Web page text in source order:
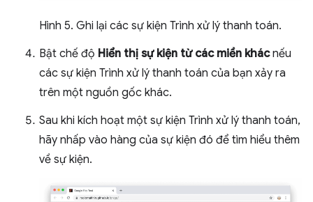
Hình 5. Ghi lại các sự kiện Trình xử lý thanh toán.
Bật chế độ Hiển thị sự kiện từ các miền khácnếu
các sự kiện Trình xử lý thanh toán của bạn xảy ra
trên một nguồn gốc khác.
Sau khi kích hoạt một sự kiện Trình xử lý thanh toán,
hãy nhấp vào hàng của sự kiện đó để tìm hiểu thêm
về sự kiện.